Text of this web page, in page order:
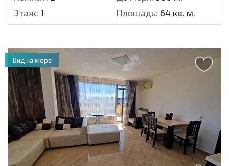
Этаж: 1 Площадь: 64 кв. м.
Вид на море